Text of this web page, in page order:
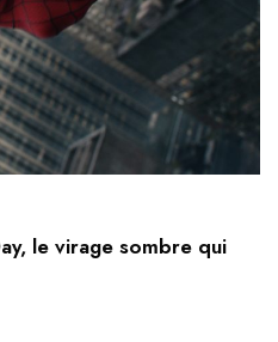
le virage sombre qui